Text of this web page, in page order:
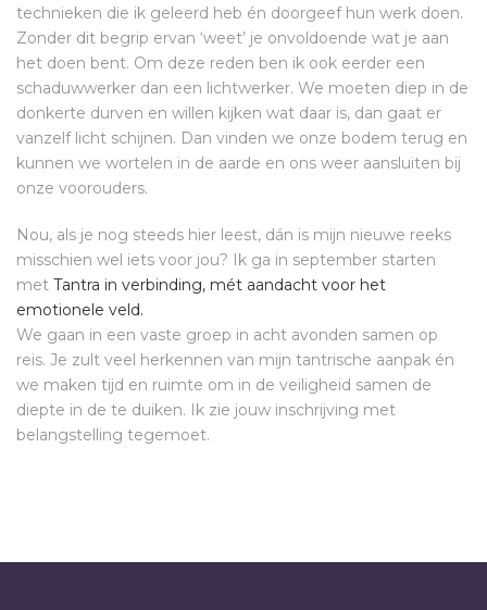
technieken die ik geleerd heb én doorgeef hun werk doen.
Zonder dit begrip ervan ‘weet’ je onvoldoende wat je aan
het doen bent. Om deze reden ben ik ook eerder een
schaduwwerker dan een lichtwerker. We moeten diep in de
donkerte durven en willen kijken wat daar is, dan gaat er
vanzelf licht schijnen. Dan vinden we onze bodem terug en
kunnen we wortelen in de aarde en ons weer aansluiten bij
onze voorouders.
Nou, als je nog steeds hier leest, dán is mijn nieuwe reeks
misschien wel iets voor jou? Ik ga in september starten
met Tantra in verbinding, mét aandacht voor het
emotionele veld.
We gaan in een vaste groep in acht avonden samen op
reis. Je zult veel herkennen van mijn tantrische aanpak én
we maken tijd en ruimte om in de veiligheid samen de
diepte in de te duiken. Ik zie jouw inschrijving met
belangstelling tegemoet.